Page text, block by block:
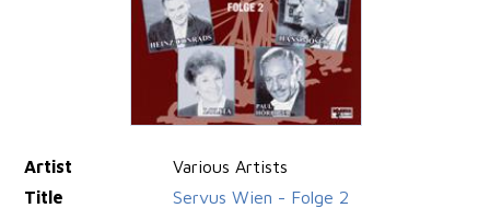
Artist
Various Artists
Title
Servus Wien - Folge 2